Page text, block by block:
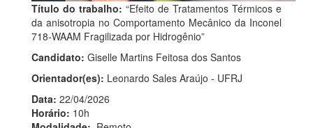
Título do trabalho: “Efeito de Tratamentos Térmicos e
da anisotropia no Comportamento Mecânico da Inconel
718-WAAM Fragilizada por Hidrogênio”
Candidato: Giselle Martins Feitosa dos Santos
Orientador(es): Leonardo Sales Araújo - UFRJ
Data: 22/04/2026
Horário: 10h